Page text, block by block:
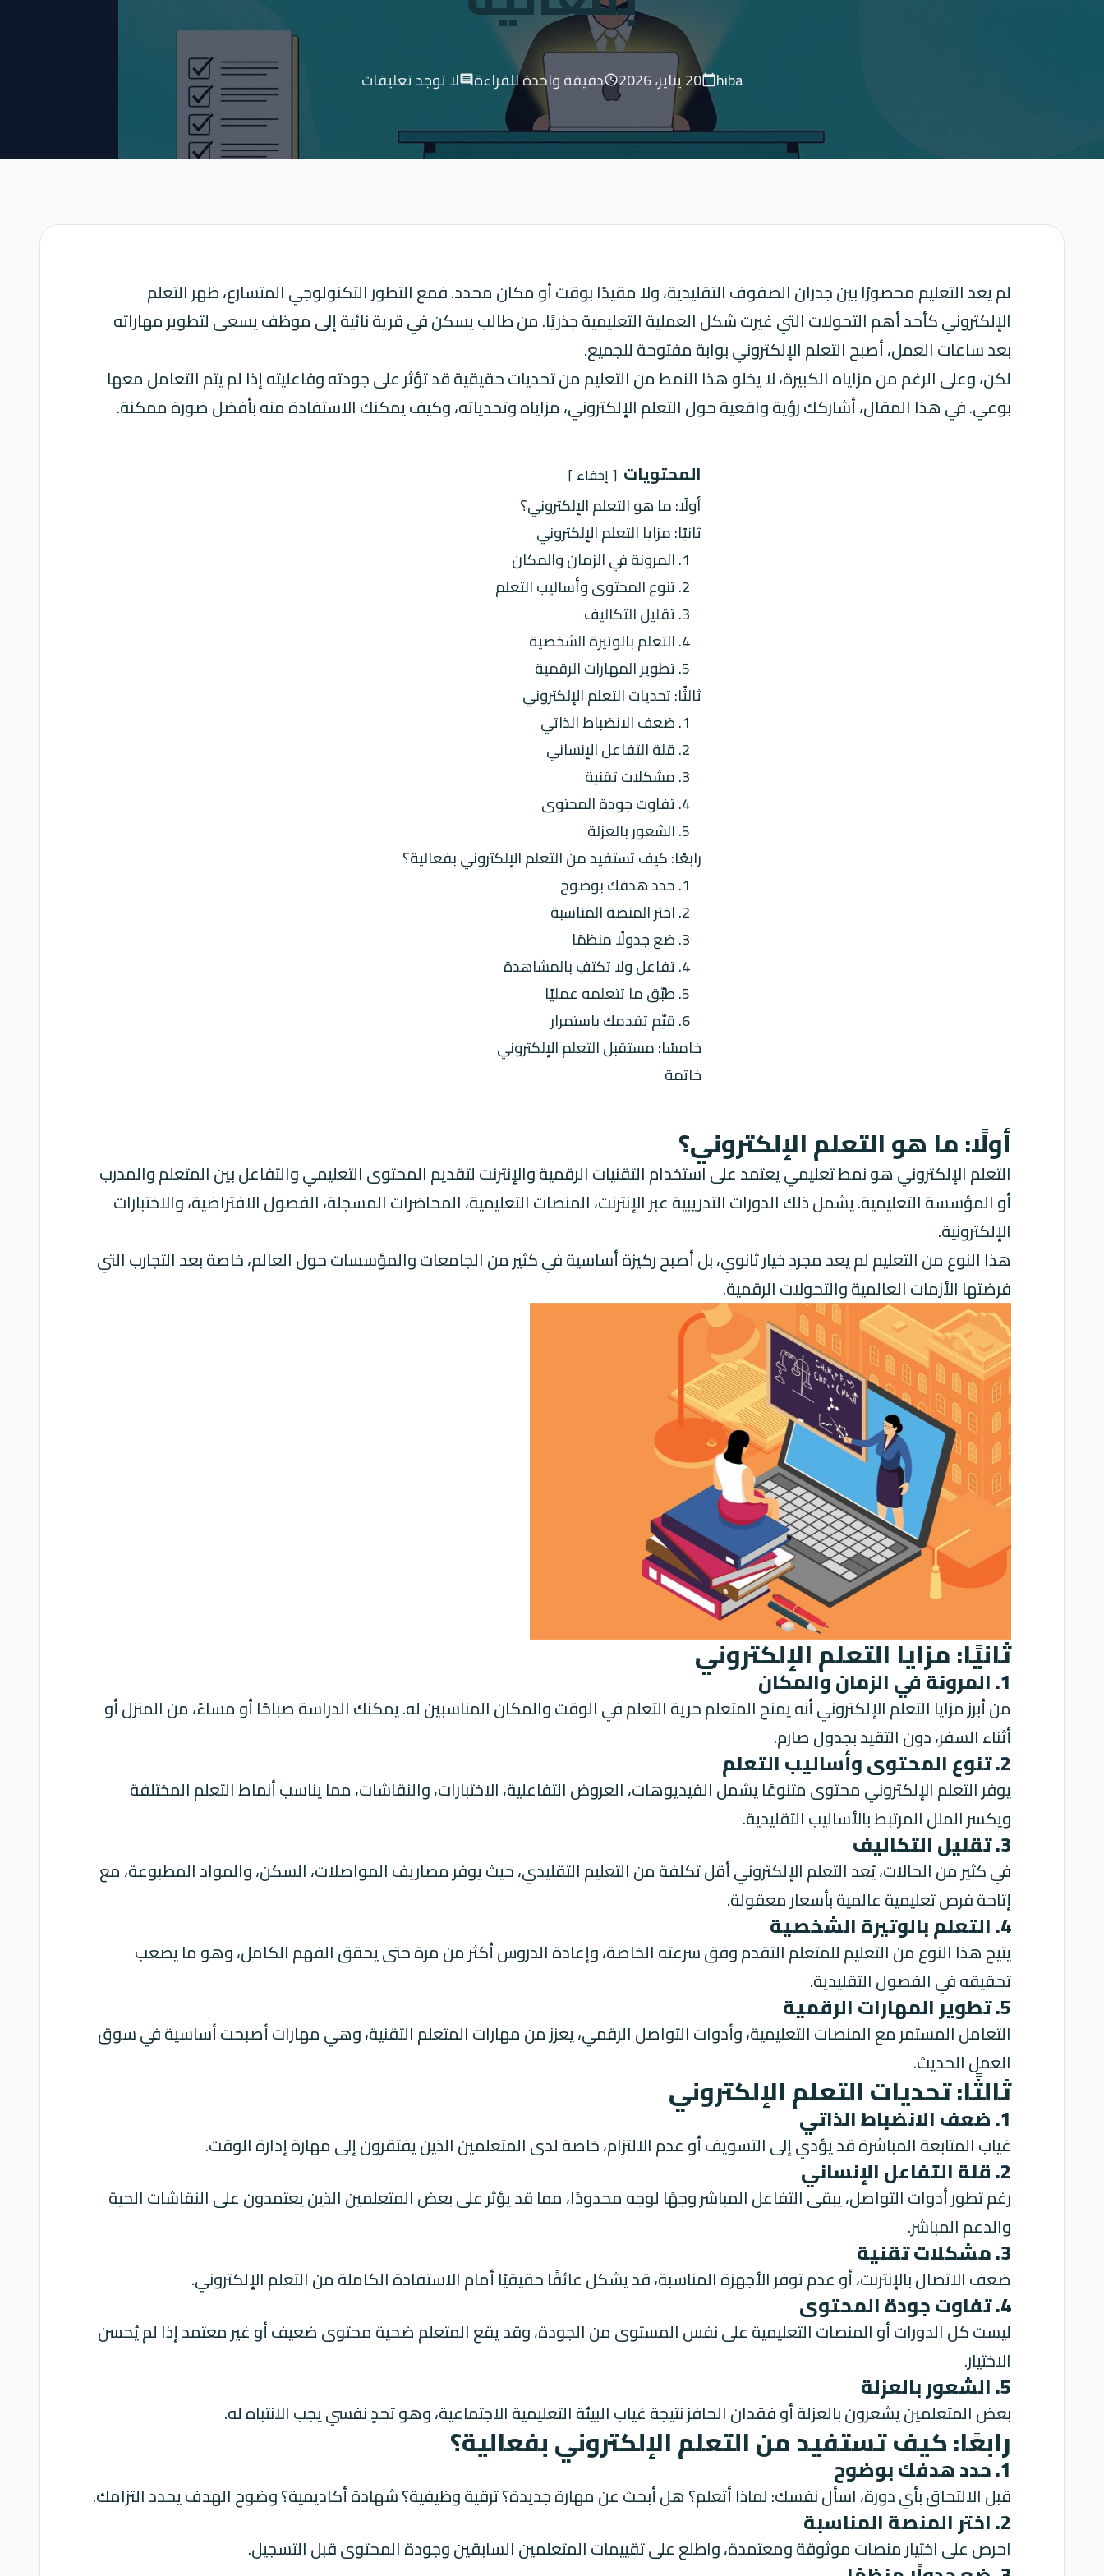
hiba
calendar_today20 يناير، 2026 scheduleدقيقة واحدة للقراءة commentلا توجد تعليقات
لم يعد التعليم محصورًا بين جدران الصفوف التقليدية، ولا مقيدًا بوقت أو مكان محدد. فمع التطور التكنولوجي المتسارع، ظهر التعلم
الإلكتروني كأحد أهم التحولات التي غيرت شكل العملية التعليمية جذريًا. من طالب يسكن في قرية نائية إلى موظف يسعى لتطوير مهاراته
بعد ساعات العمل، أصبح التعلم الإلكتروني بوابة مفتوحة للجميع.
لكن، وعلى الرغم من مزاياه الكبيرة، لا يخلو هذا النمط من التعليم من تحديات حقيقية قد تؤثر على جودته وفاعليته إذا لم يتم التعامل معها
بوعي. في هذا المقال، أشاركك رؤية واقعية حول التعلم الإلكتروني، مزاياه وتحدياته، وكيف يمكنك الاستفادة منه بأفضل صورة ممكنة.
المحتويات إخفاء
أولًا: ما هو التعلم الإلكتروني؟
ثانيًا: مزايا التعلم الإلكتروني
1. المرونة في الزمان والمكان
2. تنوع المحتوى وأساليب التعلم
3. تقليل التكاليف
4. التعلم بالوتيرة الشخصية
5. تطوير المهارات الرقمية
ثالثًا: تحديات التعلم الإلكتروني
1. ضعف الانضباط الذاتي
2. قلة التفاعل الإنساني
3. مشكلات تقنية
4. تفاوت جودة المحتوى
5. الشعور بالعزلة
رابعًا: كيف تستفيد من التعلم الإلكتروني بفعالية؟
1. حدد هدفك بوضوح
2. اختر المنصة المناسبة
3. ضع جدولًا منظمًا
4. تفاعل ولا تكتفِ بالمشاهدة
5. طبّق ما تتعلمه عمليًا
6. قيّم تقدمك باستمرار
خامسًا: مستقبل التعلم الإلكتروني
خاتمة
أولًا: ما هو التعلم الإلكتروني؟
التعلم الإلكتروني هو نمط تعليمي يعتمد على استخدام التقنيات الرقمية والإنترنت لتقديم المحتوى التعليمي والتفاعل بين المتعلم والمدرب
أو المؤسسة التعليمية. يشمل ذلك الدورات التدريبية عبر الإنترنت، المنصات التعليمية، المحاضرات المسجلة، الفصول الافتراضية، والاختبارات
الإلكترونية.
هذا النوع من التعليم لم يعد مجرد خيار ثانوي، بل أصبح ركيزة أساسية في كثير من الجامعات والمؤسسات حول العالم، خاصة بعد التجارب التي
فرضتها الأزمات العالمية والتحولات الرقمية.
ثانيًا: مزايا التعلم الإلكتروني
1. المرونة في الزمان والمكان
من أبرز مزايا التعلم الإلكتروني أنه يمنح المتعلم حرية التعلم في الوقت والمكان المناسبين له. يمكنك الدراسة صباحًا أو مساءً، من المنزل أو
أثناء السفر، دون التقيد بجدول صارم.
2. تنوع المحتوى وأساليب التعلم
يوفر التعلم الإلكتروني محتوى متنوعًا يشمل الفيديوهات، العروض التفاعلية، الاختبارات، والنقاشات، مما يناسب أنماط التعلم المختلفة
ويكسر الملل المرتبط بالأساليب التقليدية.
3. تقليل التكاليف
في كثير من الحالات، يُعد التعلم الإلكتروني أقل تكلفة من التعليم التقليدي، حيث يوفر مصاريف المواصلات، السكن، والمواد المطبوعة، مع
إتاحة فرص تعليمية عالمية بأسعار معقولة.
4. التعلم بالوتيرة الشخصية
يتيح هذا النوع من التعليم للمتعلم التقدم وفق سرعته الخاصة، وإعادة الدروس أكثر من مرة حتى يحقق الفهم الكامل، وهو ما يصعب
تحقيقه في الفصول التقليدية.
5. تطوير المهارات الرقمية
التعامل المستمر مع المنصات التعليمية، وأدوات التواصل الرقمي، يعزز من مهارات المتعلم التقنية، وهي مهارات أصبحت أساسية في سوق
العمل الحديث.
ثالثًا: تحديات التعلم الإلكتروني
1. ضعف الانضباط الذاتي
غياب المتابعة المباشرة قد يؤدي إلى التسويف أو عدم الالتزام، خاصة لدى المتعلمين الذين يفتقرون إلى مهارةإدارة الوقت.
2. قلة التفاعل الإنساني
رغم تطور أدوات التواصل، يبقى التفاعل المباشر وجهًا لوجه محدودًا، مما قد يؤثر على بعض المتعلمين الذين يعتمدون على النقاشات الحية
والدعم المباشر.
3. مشكلات تقنية
ضعف الاتصال بالإنترنت، أو عدم توفر الأجهزة المناسبة، قد يشكل عائقًا حقيقيًا أمام الاستفادة الكاملة من التعلم الإلكتروني.
4. تفاوت جودة المحتوى
ليست كل الدورات أو المنصات التعليمية على نفس المستوى من الجودة، وقد يقع المتعلم ضحية محتوى ضعيف أو غير معتمد إذا لم يُحسن
الاختيار.
5. الشعور بالعزلة
بعض المتعلمين يشعرون بالعزلة أو فقدان الحافز نتيجة غياب البيئة التعليمية الاجتماعية، وهو تحدٍ نفسي يجب الانتباه له.
رابعًا: كيف تستفيد من التعلم الإلكتروني بفعالية؟
1. حدد هدفك بوضوح
قبل الالتحاق بأي دورة، اسأل نفسك: لماذا أتعلم؟ هل أبحث عن مهارة جديدة؟ ترقية وظيفية؟ شهادة أكاديمية؟ وضوح الهدف يحدد التزامك.
2. اختر المنصة المناسبة
احرص على اختيار منصات موثوقة ومعتمدة، واطلع على تقييمات المتعلمين السابقين وجودة المحتوى قبل التسجيل.